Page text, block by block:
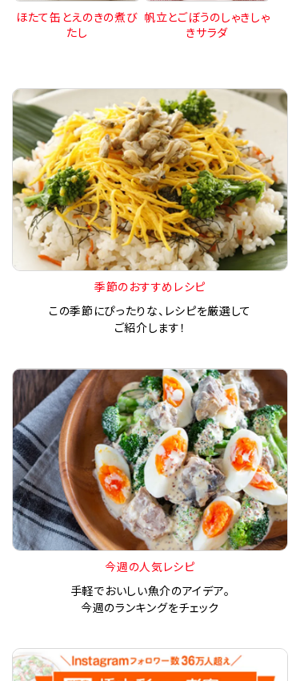
ほたて缶とえのきの煮び
たし
帆立とごぼうのしゃきしゃ
きサラダ
季節のおすすめレシピ
この季節にぴったりな、レシピを厳選して
ご紹介します！
今週の人気レシピ
手軽でおいしい魚介のアイデア。
今週のランキングをチェック